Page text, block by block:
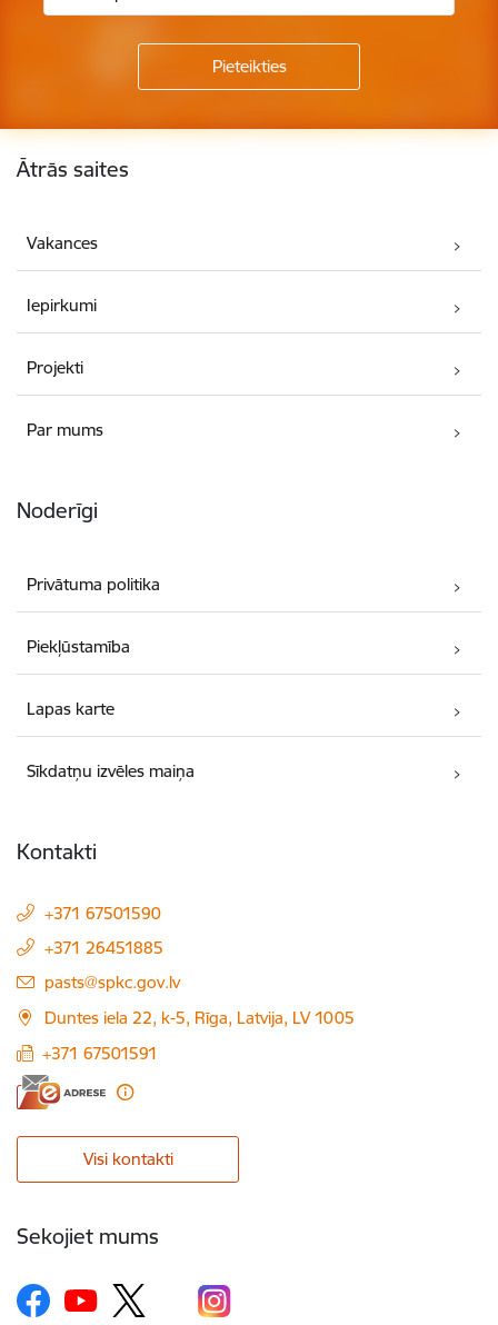
Kājene
Ātrās saites
Vakances
Iepirkumi
Projekti
Par mums
Noderīgi
Privātuma politika
Piekļūstamība
Lapas karte
Sīkdatņu izvēles maiņa
Kontakti
+371 67501590
+371 26451885
E-pasts:
pasts@spkc.gov.lv
Duntes iela 22, k-5, Rīga, Latvija, LV 1005
+371 67501591
Visi kontakti
Sekojiet mums